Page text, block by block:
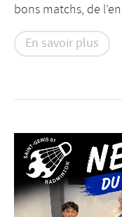
bons matchs, de
En savoir plus